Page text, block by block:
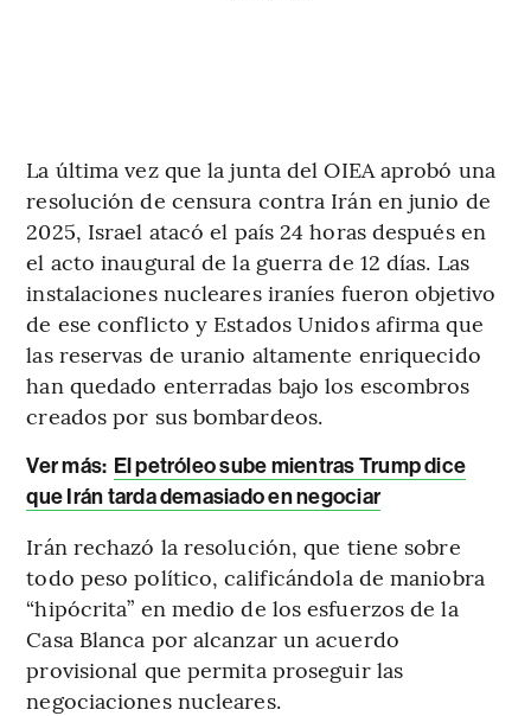
La última vez que la junta del OIEA aprobó una
resolución de censura contra Irán en junio de
2025, Israel atacó el país 24 horas después en
el acto inaugural de la guerra de 12 días. Las
instalaciones nucleares iraníes fueron objetivo
de ese conflicto y Estados Unidos afirma que
las reservas de uranio altamente enriquecido
han quedado enterradas bajo los escombros
creados por sus bombardeos.
Ver más: El petróleo sube mientras Trump dice
que Irán tarda demasiado en negociar
Irán rechazó la resolución, que tiene sobre
todo peso político, calificándola de maniobra
“hipócrita” en medio de los esfuerzos de la
Casa Blanca por alcanzar un acuerdo
provisional que permita proseguir las
negociaciones nucleares.